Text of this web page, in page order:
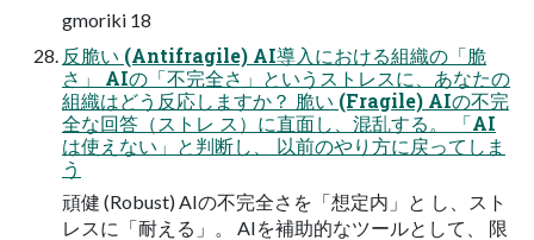
gmoriki 18
反脆い (Antifragile) AI導入における組織の「脆
さ」 AIの「不完全さ」というストレスに、あなたの
組織はどう反応しますか？ 脆い (Fragile) AIの不完
全な回答（ストレ ス）に直面し、混乱する。 「AI
は使えない」と判断し、 以前のやり方に戻ってしま
う
頑健 (Robust) AIの不完全さを「想定内」と し、スト
レスに「耐える」。 AIを補助的なツールとして、 限